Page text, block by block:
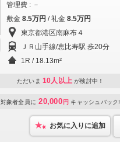
管理費 : －
敷金 8.5万円 / 礼金 8.5万円
東京都港区南麻布４
ＪＲ山手線/恵比寿駅 歩20分
1R / 18.13m²
ただいま 10人以上 が検討中！
対象者全員に 20,000 円 キャッシュバック!
お気に入りに追加